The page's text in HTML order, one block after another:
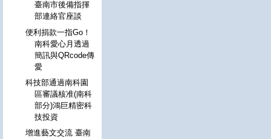
臺南市後備指揮
部連絡官座談
便利捐款一指Go！
南科愛心月透過
簡訊與QRcode傳
愛
科技部通過南科園
區審議核准(南科
部分)鴻巨精密科
技投資
增進藝文交流 臺南